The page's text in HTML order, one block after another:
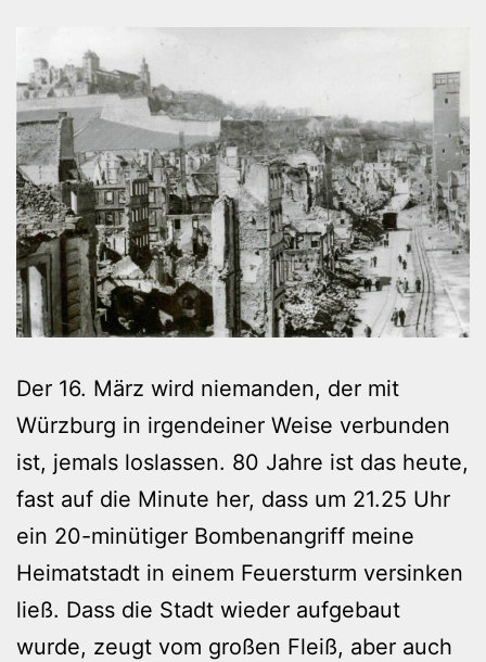
Der 16. März wird niemanden, der mit
Würzburg in irgendeiner Weise verbunden
ist, jemals loslassen. 80 Jahre ist das heute,
fast auf die Minute her, dass um 21.25 Uhr
ein 20-minütiger Bombenangriff meine
Heimatstadt in einem Feuersturm versinken
ließ. Dass die Stadt wieder aufgebaut
wurde, zeugt vom großen Fleiß, aber auch